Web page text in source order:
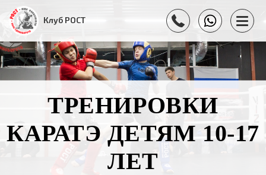
Клуб РОСТ
ТРЕНИРОВКИ
КАРАТЭ ДЕТЯМ 10-17
ЛЕТ